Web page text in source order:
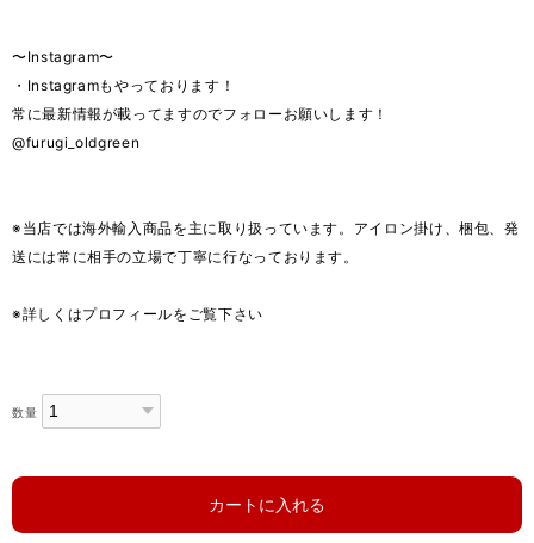
〜Instagram〜
・Instagramもやっております！
常に最新情報が載ってますのでフォローお願いします！
@furugi_oldgreen
※当店では海外輸入商品を主に取り扱っています。アイロン掛け、梱包、発
送には常に相手の立場で丁寧に行なっております。
※詳しくはプロフィールをご覧下さい
数量
カートに入れる